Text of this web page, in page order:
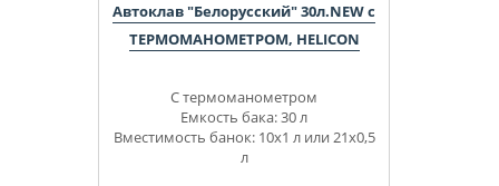
Автоклав "Белорусский" 30л.NEW с
ТЕРМОМАНОМЕТРОМ, HELICON
С термоманометром
Емкость бака: 30 л
Вместимость банок: 10х1 л или 21х0,5
л